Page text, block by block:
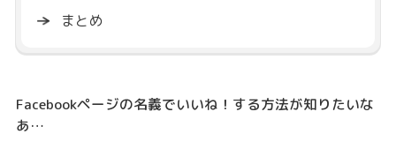
まとめ
Facebookページの名義でいいね！する方法が知りたいな
あ…